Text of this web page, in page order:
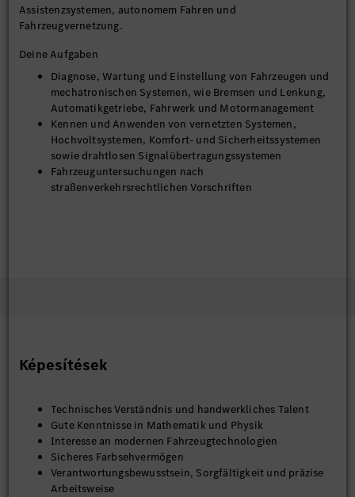
Assistenzsystemen, autonomem Fahren und
Fahrzeugvernetzung.
Deine Aufgaben
Diagnose, Wartung und Einstellung von Fahrzeugen und
mechatronischen Systemen, wie Bremsen und Lenkung,
Automatikgetriebe, Fahrwerk und Motormanagement
Kennen und Anwenden von vernetzten Systemen,
Hochvoltsystemen, Komfort- und Sicherheitssystemen
sowie drahtlosen Signalübertragungssystemen
Fahrzeuguntersuchungen nach
straßenverkehrsrechtlichen Vorschriften
Képesítések
Technisches Verständnis und handwerkliches Talent
Gute Kenntnisse in Mathematik und Physik
Interesse an modernen Fahrzeugtechnologien
Sicheres Farbsehvermögen
Verantwortungsbewusstsein, Sorgfältigkeit und präzise
Arbeitsweise